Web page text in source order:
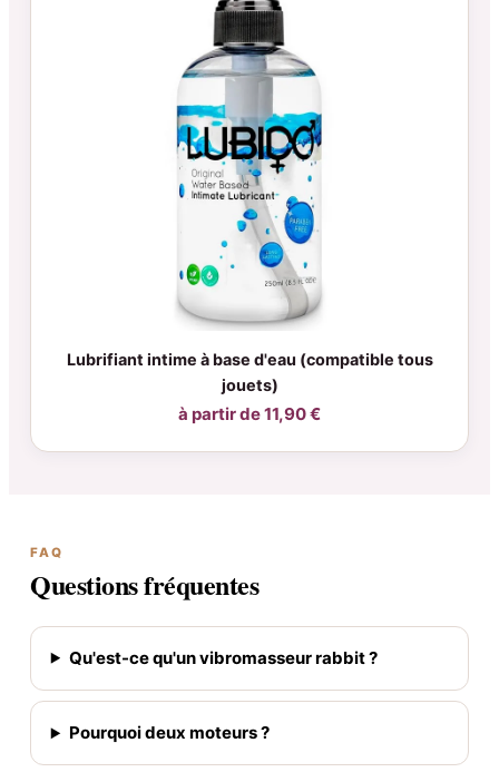
Lubrifiant intime à base d'eau (compatible tous
jouets)
à partir de 11,90 €
FAQ
Questions fréquentes
Qu'est-ce qu'un vibromasseur rabbit ?
Pourquoi deux moteurs ?